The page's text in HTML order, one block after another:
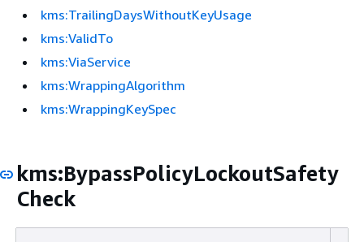
kms:TrailingDaysWithoutKeyUsage
kms:ValidTo
kms:ViaService
kms:WrappingAlgorithm
kms:WrappingKeySpec
kms:BypassPolicyLockoutSafety
Check